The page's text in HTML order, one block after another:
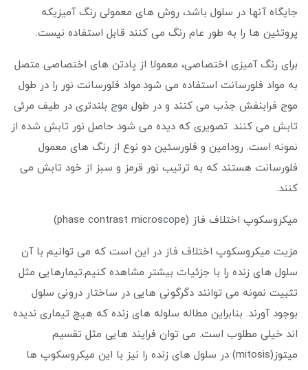
جایگاه آنها در سلول باشد، روش های معمولی رنگ آمیزیکه
پروتئین ها را به طور عام رنگ می کنند قابل استفاده نیست.
برای رنگ آمیزی اختصاصی، معمولا از پادتن های اختصاصی متصل
به مواد فلورسانت استفاده می شود.مواد فلورسانت نور را در طول
موج فرابنفش جذب می کنند و در طول موج بلندتری در طیف مرئی
تابش می کنند. تصویری که دیده می شود حاصل نور تابش شده از
نمونه است. رودامین و فلورسئین دو نوع از رنگ های معمول
فلورسانت هستند که به ترتیب نور قرمز و سبز از خود تابش می
کنند.
میکروسکوپ اختلاف فاز (phase contrast microscope)
مزیت میکروسکوپ اختلاف فاز در این است که می توانیم با آن
سلول های زنده را با جزئیات بیشتر مشاهده کنیم.تیمارهایی مثل
تثبیت نمونه می توانند دگرگونی هایی در ساختار درونی سلول
بوجود آورند. بنابراین مطاله سلوله های زنده که هیچ تیماری ندیده
اند خیلی مطلوب است. می توان فرایند هایی مثل تقسیم
میتوز(mitosis) در سلول های زنده را نیز با این میکروسکوپ ها